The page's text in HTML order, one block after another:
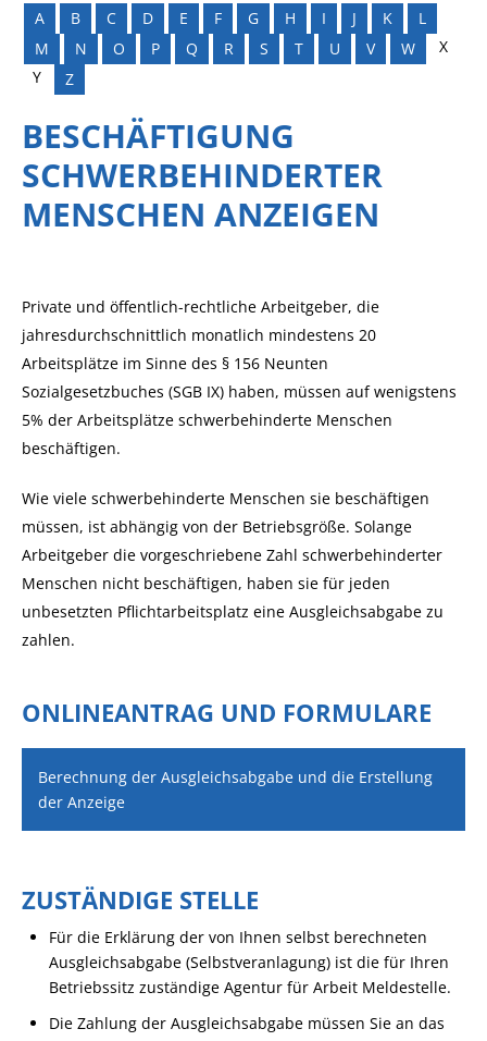
A B C D E F G H I J K
L
M
N O P Q R S T U V W
X
Y
Z
BESCHÄFTIGUNG
SCHWERBEHINDERTER
MENSCHEN ANZEIGEN
Private und öffentlich-rechtliche Arbeitgeber, die
jahresdurchschnittlich monatlich mindestens 20
Arbeitsplätze im Sinne des § 156 Neunten
Sozialgesetzbuches (SGB IX) haben, müssen auf wenigstens
5% der Arbeitsplätze schwerbehinderte Menschen
beschäftigen.
Wie viele schwerbehinderte Menschen sie beschäftigen
müssen, ist abhängig von der Betriebsgröße. Solange
Arbeitgeber die vorgeschriebene Zahl schwerbehinderter
Menschen nicht beschäftigen, haben sie für jeden
unbesetzten Pflichtarbeitsplatz eine Ausgleichsabgabe zu
zahlen.
ONLINEANTRAG UND FORMULARE
Berechnung der Ausgleichsabgabe und die Erstellung
der Anzeige
ZUSTÄNDIGE STELLE
Für die Erklärung der von Ihnen selbst berechneten
Ausgleichsabgabe (Selbstveranlagung) ist die für Ihren
Betriebssitz zuständige Agentur für Arbeit Meldestelle.
Die Zahlung der Ausgleichsabgabe müssen Sie an das